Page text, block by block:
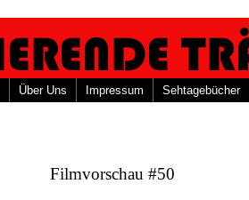
Über Uns Impressum Sehtagebücher
Filmvorschau #50